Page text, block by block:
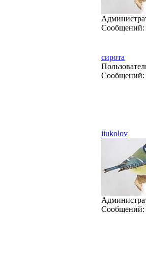
Сообщений:
сирота
Сообщений:
iiukolov
Сообщений: